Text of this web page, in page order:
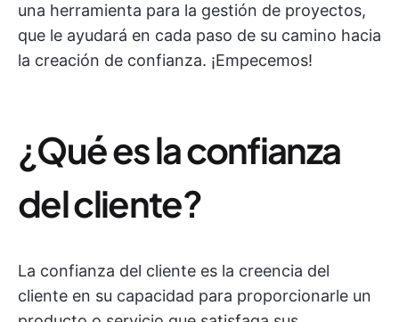
una herramienta para la gestión de proyectos,
que le ayudará en cada paso de su camino hacia
la creación de confianza. ¡Empecemos!
¿Qué es la confianza
del cliente?
La confianza del cliente es la creencia del
cliente en su capacidad para proporcionarle un